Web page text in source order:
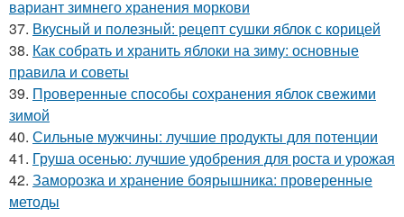
вариант зимнего хранения моркови
37. Вкусный и полезный: рецепт сушки яблок с корицей
38. Как собрать и хранить яблоки на зиму: основные
правила и советы
39. Проверенные способы сохранения яблок свежими
зимой
40. Сильные мужчины: лучшие продукты для потенции
41. Груша осенью: лучшие удобрения для роста и урожая
42. Заморозка и хранение боярышника: проверенные
методы